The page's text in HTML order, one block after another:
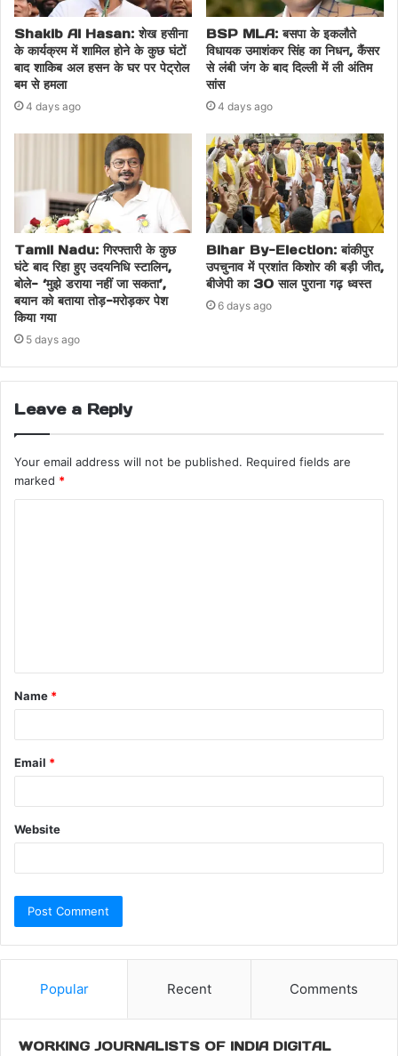
Shakib Al Hasan: शेख हसीना
के कार्यक्रम में शामिल होने के कुछ घंटों
बाद शाकिब अल हसन के घर पर पेट्रोल
बम से हमला
4 days ago
BSP MLA: बसपा के इकलौते
विधायक उमाशंकर सिंह का निधन, कैंसर
से लंबी जंग के बाद दिल्ली में ली अंतिम
सांस
4 days ago
Tamil Nadu: गिरफ्तारी के कुछ
घंटे बाद रिहा हुए उदयनिधि स्टालिन,
बोले- ‘मुझे डराया नहीं जा सकता’,
बयान को बताया तोड़-मरोड़कर पेश
किया गया
5 days ago
Bihar By-Election: बांकीपुर
उपचुनाव में प्रशांत किशोर की बड़ी जीत,
बीजेपी का 30 साल पुराना गढ़ ध्वस्त
6 days ago
Leave a Reply
Your email address will not be published. Required fields are
marked *
Name *
Email *
Website
Popular Recent Comments
WORKING JOURNALISTS OF INDIA DIGITAL